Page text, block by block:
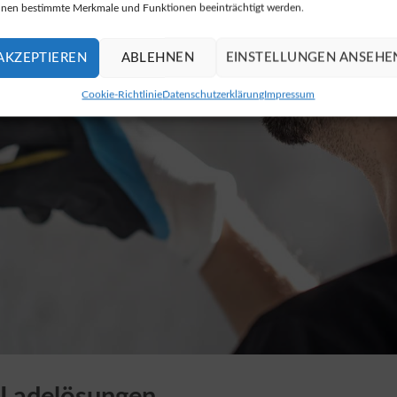
bestimmte Merkmale und Funktionen beeinträchtigt werden.
ABLEHNEN EINSTELLUNGEN
Cookie-RichtlinieDatenschutzerklärungImpressum